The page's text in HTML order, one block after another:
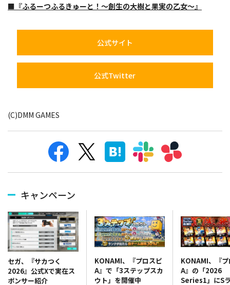
■『ふるーつふるきゅーと！～創生の大樹と果実の乙女～』
公式サイト
公式Twitter
(C)DMM GAMES
キャンペーン
セガ、『サカつく
2026』公式Xで実在ス
ポンサー紹介
KONAMI、『プロスピ
A』で「3ステップスカ
ウト」を開催中
KONAMI、『
A』の「2026
Series1」にS